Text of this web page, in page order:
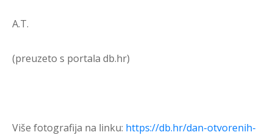
A.T.
(preuzeto s portala db.hr)
Više fotografija na linku: https://db.hr/dan-otvorenih-